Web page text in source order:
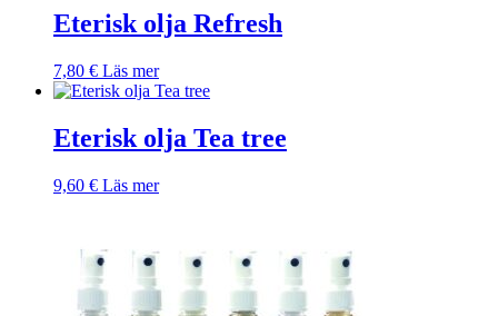
Eterisk olja Refresh
7,80 € Läs mer
Eterisk olja Tea tree
9,60 € Läs mer